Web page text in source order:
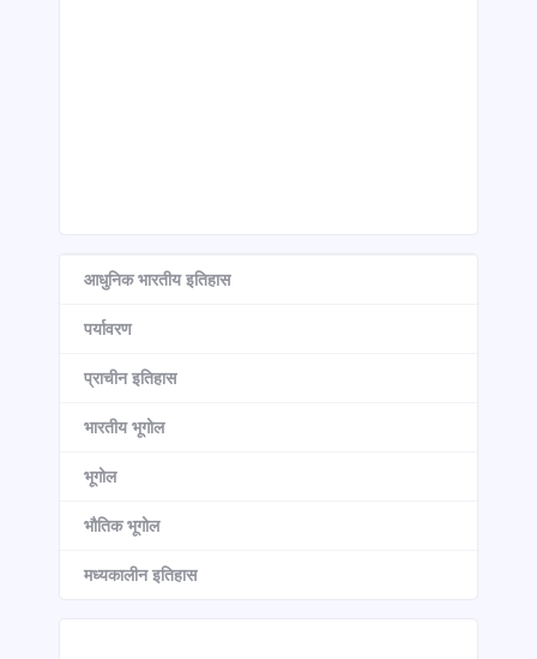
आधुनिक भारतीय इतिहास
पर्यावरण
प्राचीन इतिहास
भारतीय भूगोल
भूगोल
भौतिक भूगोल
मध्यकालीन इतिहास